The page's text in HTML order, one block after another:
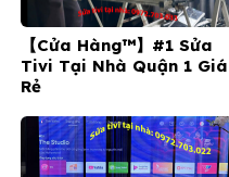
【Cửa Hàng™】#1 Sửa
Tivi Tại Nhà Quận 1 Giá
Rẻ